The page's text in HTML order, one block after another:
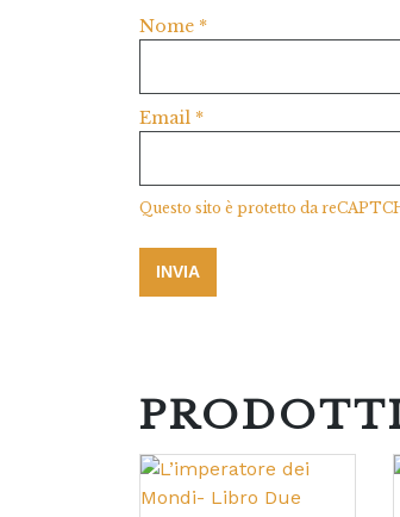
Nome *
Email *
Questo sito è protetto da